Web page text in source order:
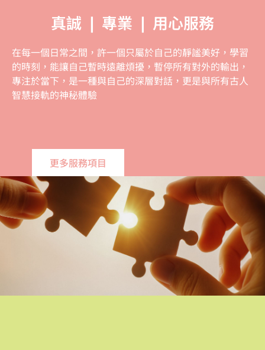
真誠 ❘ 專業 ❘ 用心服務
在每一個日常之間，許一個只屬於自己的靜謐美好，學習
的時刻，能讓自己暫時遠離煩擾，暫停所有對外的輸出，
專注於當下，是一種與自己的深層對話，更是與所有古人
智慧接軌的神秘體驗
更多服務項目